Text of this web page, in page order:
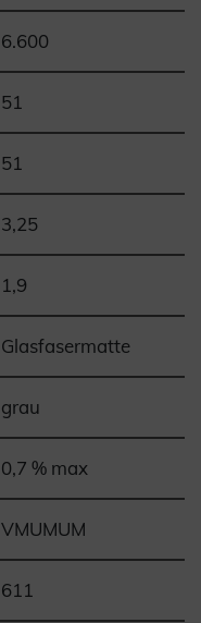
6.600
51
51
3,25
1,9
Glasfasermatte
grau
0,7 % max
VMUMUM
611